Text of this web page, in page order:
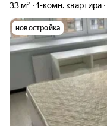
33 м² 1-комн. квартира
новостройка